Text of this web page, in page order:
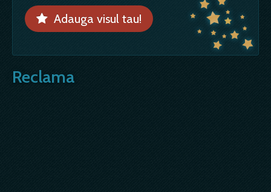
Adauga visul tau!
Reclama